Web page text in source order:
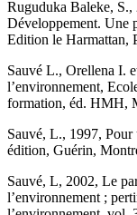
Ruguduka Baleke,
Développement. Une
Edition le Harmattan,
Sauvé L., Orellena I.
l’environnement,
formation, éd. HMH,
Sauvé, L., 1997, Pour
édition, Guérin,
Sauvé, L, 2002, Le
l’environnement ;